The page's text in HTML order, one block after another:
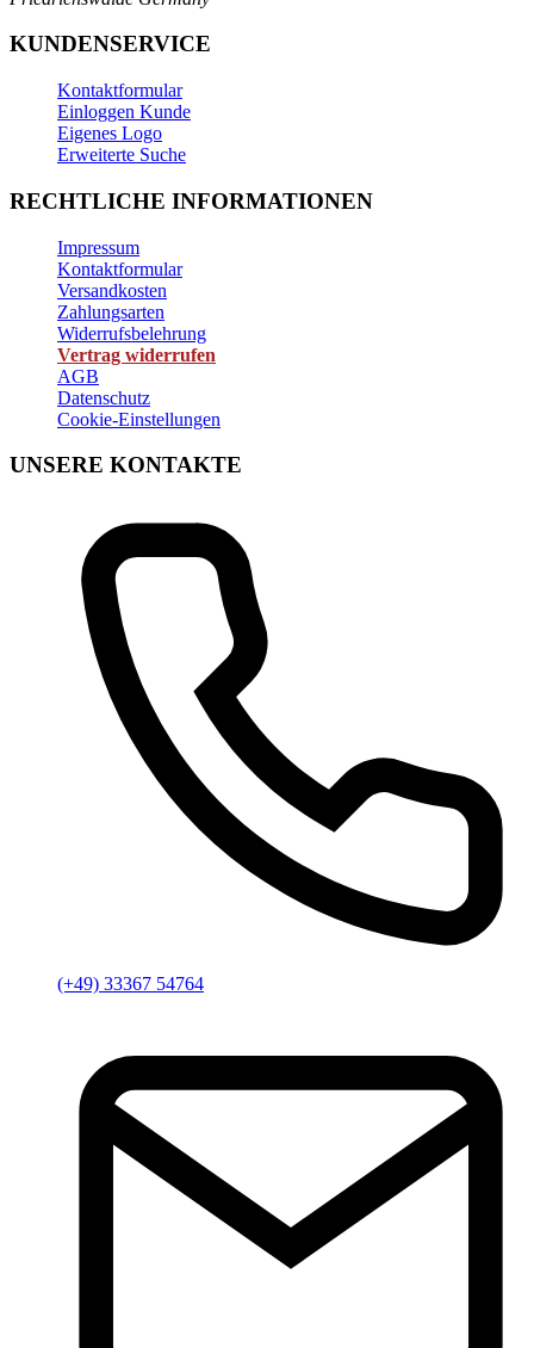
KUNDENSERVICE
Kontaktformular
Einloggen Kunde
Eigenes Logo
Erweiterte Suche
RECHTLICHE INFORMATIONEN
Impressum
Kontaktformular
Versandkosten
Zahlungsarten
Widerrufsbelehrung
Vertrag widerrufen
AGB
Datenschutz
Cookie-Einstellungen
UNSERE KONTAKTE
(+49) 33367 54764